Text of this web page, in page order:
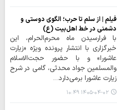
فیلم | از سلم تا حرب؛ الگوی دوستی و
دشمنی در خط اهل‌بیت (ع)
با فرارسیدن ماه محرم‌الحرام، این
خبرگزاری با انتشار پرونده ویژه «زیارت
عاشورا» و با حضور حجت‌الاسلام
والمسلمین جواد محدثی، گامی در شرح
زیارت عاشورا برمی‌دارد…
۱۴۰۵-۰۴-۰۲ ۱۰:۴۹